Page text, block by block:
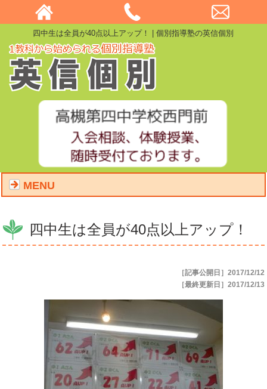
四中生は全員が40点以上アップ！ | 個別指導塾の英信個別
MENU
四中生は全員が40点以上アップ！
［記事公開日］2017/12/12
［最終更新日］2017/12/13